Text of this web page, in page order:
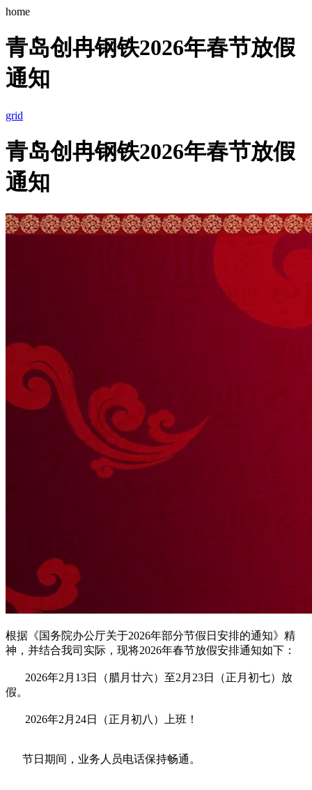
home
青岛创冉钢铁2026年春节放假
通知
grid
青岛创冉钢铁2026年春节放假
通知
根据《国务院办公厅关于2026年部分节假日安排的通知》精
神，并结合我司实际，现将2026年春节放假安排通知如下：
2026年2月13日（腊月廿六）至2月23日（正月初七）放
假。
2026年2月24日（正月初八）上班！
节日期间，业务人员电话保持畅通。